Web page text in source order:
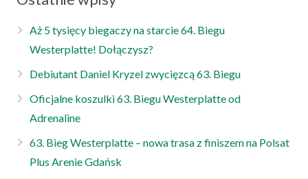
Aż 5 tysięcy biegaczy na starcie 64. Biegu
Westerplatte! Dołączysz?
Debiutant Daniel Kryzel zwycięzcą 63. Biegu
Oficjalne koszulki 63. Biegu Westerplatte od
Adrenaline
63. Bieg Westerplatte – nowa trasa z finiszem na Polsat
Plus Arenie Gdańsk